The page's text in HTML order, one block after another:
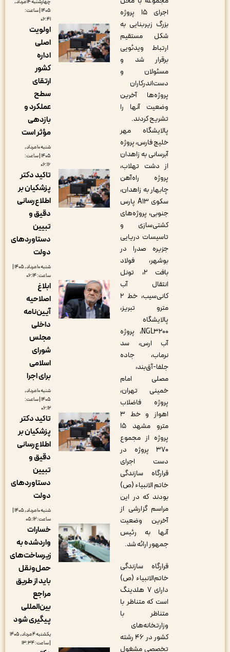
اجرای ۱۵ پروژه
بزرگ زیربنایی به
شکل مستقیم
ارتباط ویدئویی
برقرار شد و
مسئولان و
دست‌اندرکاران
پروژه‌ها آخرین
وضعیت آنها را
تشریح کردند.
پالایشگاه مهر
خلیج فارس، پروژه
آبرسانی به زاهدان
از دشت تهلاب،
پروژه راه‌آهن
چابهار به زاهدان،
سکوی A13 پارس
جنوبی، پروژه‌های
کشتی‌سازی و
تاسیسات دریایی
جزیره صدرا در
بوشهر، فولاد
بافت ۲، تونل
انتقال آب
کانی‌سیب، خط ۲
مترو تبریز،
پالایشگاه
NGL3200، پروژه
آب ارس، سد
نرماب، جاده
جلفا-آق‌بند،
مصلی امام
خمینی تهران،
پروژه فاضلاب
اهواز و خط ۳
مترو مشهد ۱۵
پروژه از مجموع
۳۷۰ پروژه در
دست اجرای
قرارگاه سازندگی
خاتم الانبیاء (ص)
بودند که در این
مراسم گزارشی از
آخرین وضعیت
آنها به رئیس
جمهور ارائه شد.
قرارگاه سازندگی
خاتم‌الانبیاء (ص)
دارای ۷ هلدینگ
است که متناظر با
متناظر با
وزارتخانه‌های
کشور در ۴۶ رشته
تخصصی مشغول
چهارشنبه ۱۴ مرداد,
۱۴۰۵ | ساعت:
اولویت
اصلی
اداره
عملکرد و
بازدهی
مؤثر است
شنبه ۱۰ مرداد,
۱۴۰۵ | ساعت:
تاکید دکتر
پزشکیان بر
اطلاع‌رسانی
دستاوردهای
شنبه ۱۰ مرداد, ۱۴۰۵ |
ابلاغ
اصلاحیه
آیین‌نامه
برای اجرا
شنبه ۱۰ مرداد,
۱۴۰۵ | ساعت:
تاکید دکتر
پزشکیان بر
اطلاع‌رسانی
دستاوردهای
شنبه ۱۰ مرداد, ۱۴۰۵ |
خسارات
واردشده به
زیرساخت‌های
حمل‌ونقل
باید از طریق
بین‌المللی
پیگیری شود
یکشنبه ۴ مرداد, ۱۴۰۵